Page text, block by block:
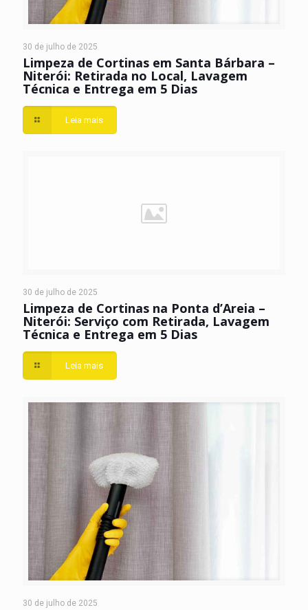
30 de julho de 2025
Limpeza de Cortinas em Santa Bárbara –
Niterói: Retirada no Local, Lavagem
Técnica e Entrega em 5 Dias
Leia mais
30 de julho de 2025
Limpeza de Cortinas na Ponta d’Areia –
Niterói: Serviço com Retirada, Lavagem
Técnica e Entrega em 5 Dias
Leia mais
30 de julho de 2025